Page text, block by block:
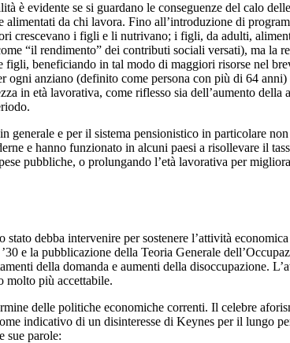
è evidente se si guardano le conseguenze del calo
alimentati da chi lavora. Fino all’introduzione di
crescevano i figli e li nutrivano; i figli, da adulti,
“il rendimento” dei contributi sociali versati), ma
beneficiando in tal modo di maggiori risorse nel
ogni anziano (definito come persona con più di 64
in età lavorativa, come riflesso sia dell’aumento
generale e per il sistema pensionistico in particolare
e hanno funzionato in alcuni paesi a risollevare il
pubbliche, o prolungando l’età lavorativa per
debba intervenire per sostenere l’attività
e la pubblicazione della Teoria Generale
della domanda e aumenti della disoccupazione.
molto più accettabile.
delle politiche economiche correnti. Il celebre
indicativo di un disinteresse di Keynes per il lungo
sue parole: